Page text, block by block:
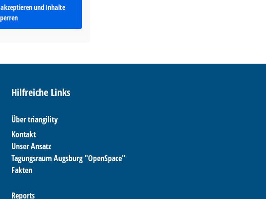
und Inhalte
Hilfreiche Links
Über triangility
Kontakt
Unser Ansatz
Tagungsraum Augsburg "OpenSpace"
Fakten
Reports